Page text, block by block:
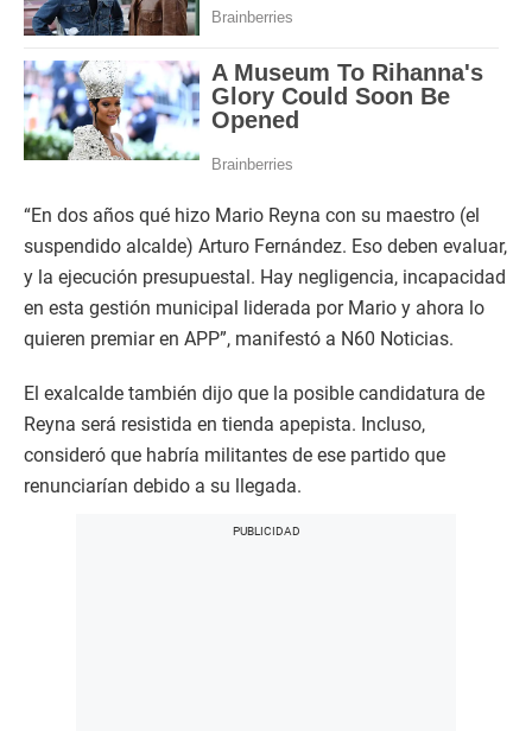
“En dos años qué hizo Mario Reyna con su maestro (el
suspendido alcalde) Arturo Fernández. Eso deben evaluar,
y la ejecución presupuestal. Hay negligencia, incapacidad
en esta gestión municipal liderada por Mario y ahora lo
quieren premiar en APP”, manifestó a N60 Noticias.
El exalcalde también dijo que la posible candidatura de
Reyna será resistida en tienda apepista. Incluso,
consideró que habría militantes de ese partido que
renunciarían debido a su llegada.